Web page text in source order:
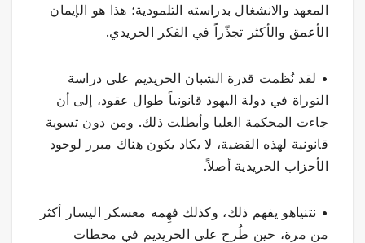
المعهد والانشغال بدراسته التلمودية؛ هذا هو الإيمان
الأعمق والأكثر تجذّراً في الفكر الحريدي.
• لقد نُظمت قدرة الشبان الحريديم على دراسة
التوراة في دولة اليهود قانونياً طوال عقود، إلى أن
جاءت المحكمة العليا وأبطلت ذلك. ومن دون تسوية
قانونية لهذه القضية، لا يكاد يكون هناك مبرر لوجود
الأحزاب الحريدية أصلاً.
• نتنياهو يفهم ذلك، وكذلك فهِمه معسكر اليسار أكثر
من مرة، حين طُرح على الحريديم في محطات